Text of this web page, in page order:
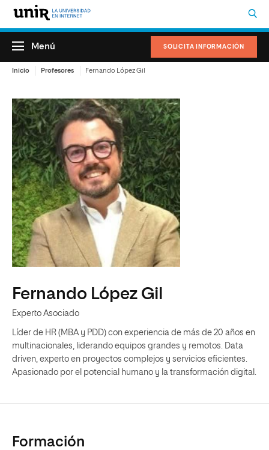
SOLICITA INFORMACIÓN
Menú
Inicio Profesores Fernando López Gil
Fernando López Gil
Experto Asociado
Líder de HR (MBA y PDD) con experiencia de más de 20 años en
multinacionales, liderando equipos grandes y remotos. Data
driven, experto en proyectos complejos y servicios eficientes.
Apasionado por el potencial humano y la transformación digital.
Formación